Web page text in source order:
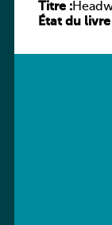
Titre :
État du livre